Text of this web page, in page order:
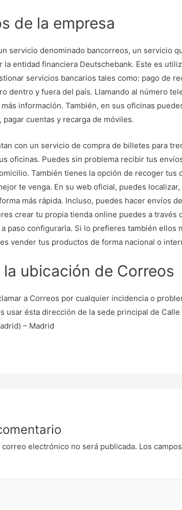
de la empresa
servicio denominado bancorreos, un servicio
la entidad financiera Deutschebank. Este es
servicios bancarios tales como: pago de
dentro y fuera del país. Llamando al número
información. También, en sus oficinas
pagar cuentas y recarga de móviles.
con un servicio de compra de billetes para
oficinas. Puedes sin problema recibir tus
También tienes la opción de recoger tus
te venga. En su web oficial, puedes
más rápida. Incluso, puedes hacer envíos
crear tu propia tienda online puedes a través
a paso configurarla. Si lo prefieres también ellos
vender tus productos de forma nacional o
ubicación de Correos
a Correos por cualquier incidencia o
usar ésta dirección de la sede principal de
– Madrid
electrónico no será publicada. Los